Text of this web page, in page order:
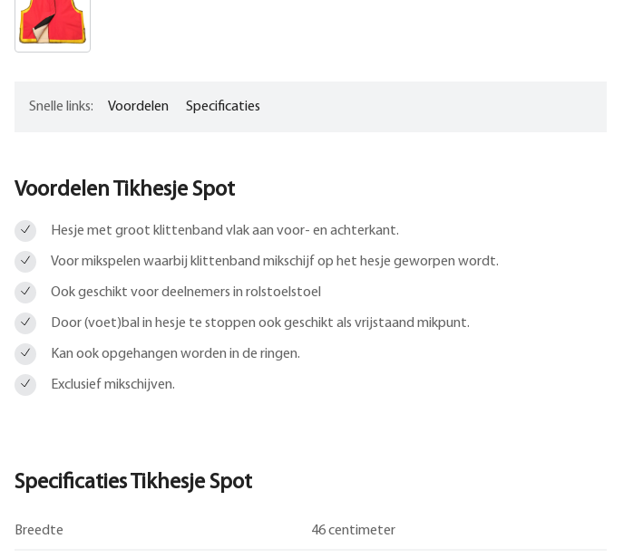
Snelle links: Voordelen Specificaties
Voordelen Tikhesje Spot
Hesje met groot klittenband vlak aan voor- en achterkant.
Voor mikspelen waarbij klittenband mikschijf op het hesje geworpen wordt.
Ook geschikt voor deelnemers in rolstoelstoel
Door (voet)bal in hesje te stoppen ook geschikt als vrijstaand mikpunt.
Kan ook opgehangen worden in de ringen.
Exclusief mikschijven.
Specificaties Tikhesje Spot
Breedte 46 centimeter